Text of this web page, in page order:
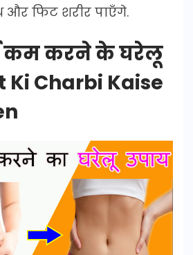
फिट शरीर पाएँगे.
कम करने के घरेलू
Ki Charbi Kaise